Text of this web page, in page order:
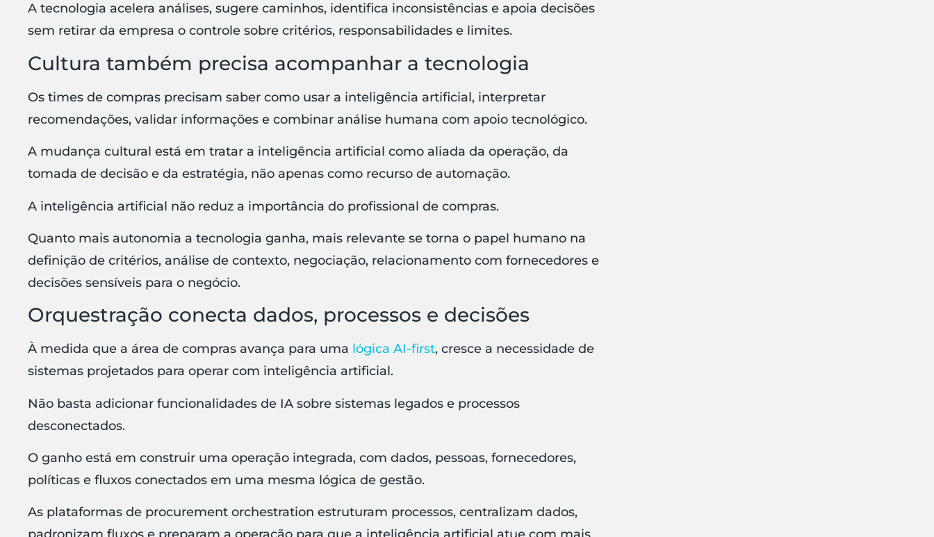
A tecnologia acelera análises, sugere caminhos, identifica inconsistências e apoia decisões
sem retirar da empresa o controle sobre critérios, responsabilidades e limites.
Cultura também precisa acompanhar a tecnologia
Os times de compras precisam saber como usar a inteligência artificial, interpretar
recomendações, validar informações e combinar análise humana com apoio tecnológico.
A mudança cultural está em tratar a inteligência artificial como aliada da operação, da
tomada de decisão e da estratégia, não apenas como recurso de automação.
A inteligência artificial não reduz a importância do profissional de compras.
Quanto mais autonomia a tecnologia ganha, mais relevante se torna o papel humano na
definição de critérios, análise de contexto, negociação, relacionamento com fornecedores e
decisões sensíveis para o negócio.
Orquestração conecta dados, processos e decisões
À medida que a área de compras avança para uma lógica AI-first, cresce a necessidade de
sistemas projetados para operar com inteligência artificial.
Não basta adicionar funcionalidades de IA sobre sistemas legados e processos
desconectados.
O ganho está em construir uma operação integrada, com dados, pessoas, fornecedores,
políticas e fluxos conectados em uma mesma lógica de gestão.
As plataformas de procurement orchestration estruturam processos, centralizam dados,